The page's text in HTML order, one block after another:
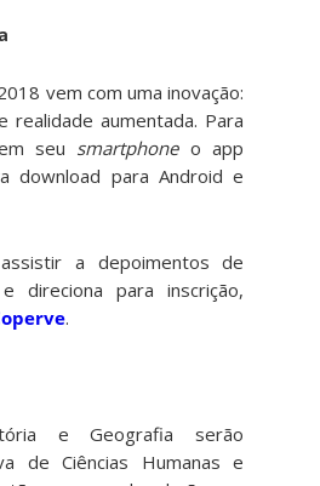
vem com uma inovação:
realidade aumentada. Para
seu smartphoneo app
download para Android e
a depoimentos de
direciona para inscrição,
.
e Geografia serão
de Ciências Humanas e